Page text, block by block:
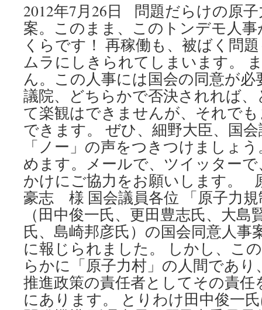
2012年7月26日 問題だらけの原
案。このまま、このトンデモ人
くらです！ 再稼働も、被ばく問
ムラにしきられてしまいます。
ん。この人事には国会の同意が
議院、どちらかで否決されれば
て楽観はできませんが、それで
できます。 ぜひ、細野大臣、国
「ノー」の声をつきつけましょ
めます。メールで、ツイッター
かけにご協力をお願いします。
豪志 様 国会議員各位 「原子力規
（田中俊一氏、更田豊志氏、大島
氏、島崎邦彦氏）の国会同意人事
に報じられました。 しかし、こ
らかに「原子力村」の人間であ
推進政策の責任者としてその責
にあります。 とりわけ田中俊一